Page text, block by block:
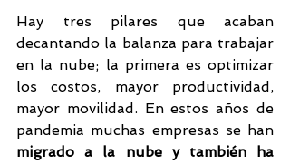
Hay tres pilares que acaban
decantando la balanza para trabajar
en la nube; la primera es optimizar
los costos, mayor productividad,
mayor movilidad. En estos años de
migrado a la nube y también ha